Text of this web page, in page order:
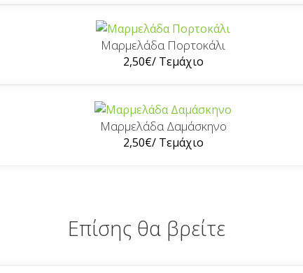
Μαρμελάδα Πορτοκάλι
2,50€/ Τεμάχιο
Μαρμελάδα Δαμάσκηνο
2,50€/ Τεμάχιο
Επίσης θα βρείτε